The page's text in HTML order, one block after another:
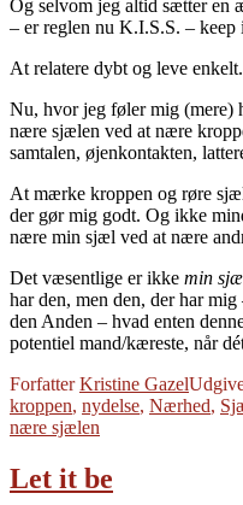
Og selvom jeg altid sætter en
– er reglen nu K.I.S.S. – keep
At relatere dybt og leve enkelt.
Nu, hvor jeg føler mig
nære sjælen ved at nære
samtalen, øjenkontakten,
At mærke kroppen og røre
der gør mig godt. Og ikke
nære min sjæl ved at nære
Det væsentlige er ikke min
har den, men den, der har
den Anden – hvad enten
potentiel mand/kæreste, når
ForfatterKristine Gazel
kroppen, nydelse, Nærhed,
nære sjælen
Let it be